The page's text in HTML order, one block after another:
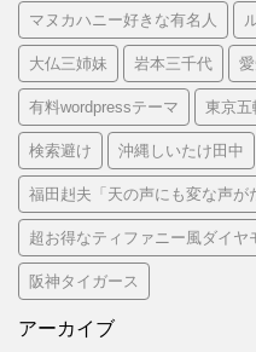
マヌカハニー好きな有名人
大仏三姉妹 岩本三千代
有料wordpressテーマ 東京五
検索避け 沖縄しいたけ田中
福田赳夫「天の声にも変な声が
超お得なティファニー風ダイヤ
阪神タイガース
アーカイブ